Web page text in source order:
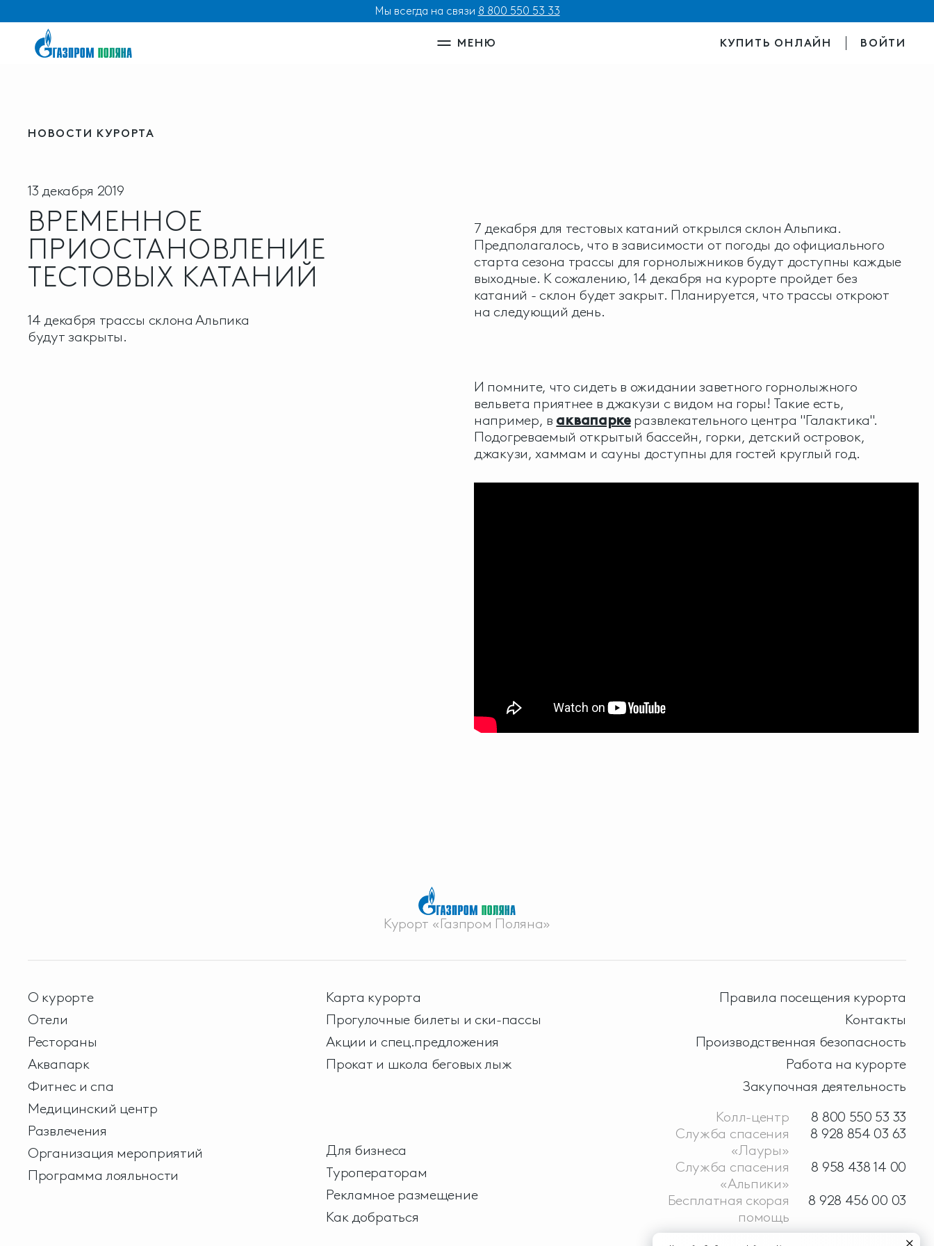
Мы всегда на связи 8 800 550 53 33
МЕНЮ КУПИТЬ ОНЛАЙН ВОЙТИ
НОВОСТИ КУРОРТА
13 декабря 2019
ВРЕМЕННОЕ
ПРИОСТАНОВЛЕНИЕ
ТЕСТОВЫХ КАТАНИЙ
14 декабря трассы склона Альпика
будут закрыты.
7 декабря для тестовых катаний открылся склон Альпика.
Предполагалось, что в зависимости от погоды до официального
старта сезона трассы для горнолыжников будут доступны каждые
выходные. К сожалению, 14 декабря на курорте пройдет без
катаний - склон будет закрыт. Планируется, что трассы откроют
на следующий день.
И помните, что сидеть в ожидании заветного горнолыжного
вельвета приятнее в джакузи с видом на горы! Такие есть,
например, в аквапаркеразвлекательного центра "Галактика".
Подогреваемый открытый бассейн, горки, детский островок,
джакузи, хаммам и сауны доступны для гостей круглый год.
Курорт «Газпром Поляна»
О курорте
Отели
Рестораны
Аквапарк
Фитнес и спа
Медицинский центр
Развлечения
Организация мероприятий
Программа лояльности
Карта курорта
Прогулочные билеты и ски-пассы
Акции и спец.предложения
Прокат и школа беговых лыж
Для бизнеса
Туроператорам
Рекламное размещение
Как добраться
Правила посещения курорта
Контакты
Производственная безопасность
Работа на курорте
Закупочная деятельность
Колл-центр
8 800 550 53 33
Служба спасения
«Лауры»
8 928 854 03 63
Служба спасения
«Альпики»
8 958 438 14 00
Бесплатная скорая
помощь
8 928 456 00 03